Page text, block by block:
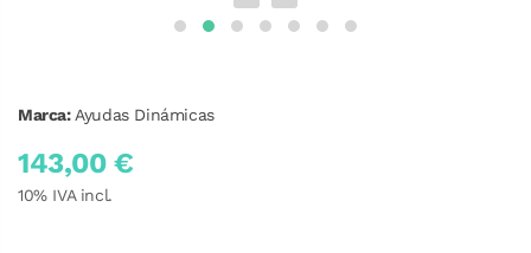
Marca: Ayudas Dinámicas
143,00 €
10% IVA incl.